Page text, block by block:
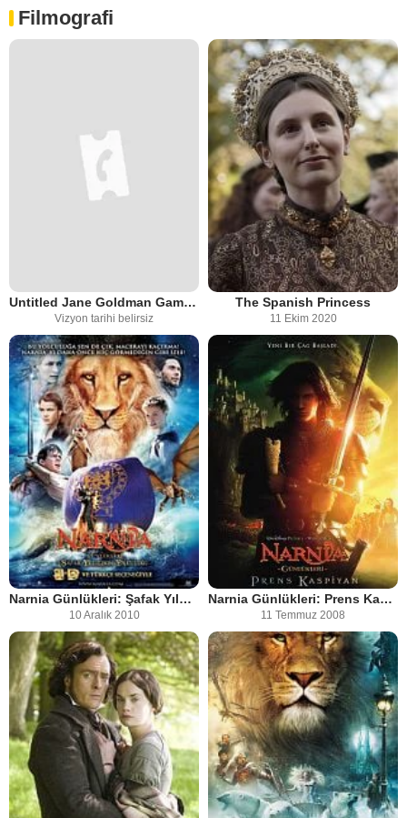
Filmografi
Untitled Jane Goldman Game Of Thrones Prequel
Vizyon tarihi belirsiz
The Spanish Princess
11 Ekim 2020
Narnia Günlükleri: Şafak Yıldızı'nın Yolculuğu
10 Aralık 2010
Narnia Günlükleri: Prens Kaspiyan
11 Temmuz 2008